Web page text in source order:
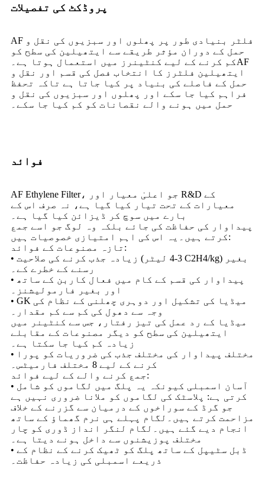
پروڈکٹ کی تفصیلات
AF فلٹر بنیادی طور پر پھلوں اور سبزیوں کی نقل و
حمل کے دوران مؤثر طریقے سے ایتھیلین کی سطح کو
کم کرنے کے لیے کنٹینرز میں استعمال ہوتا ہے۔AF
ایتھیلین فلٹرز کا انتخاب فصل کی قسم اور نقل و
حمل کے فاصلے کی بنیاد پر کیا جاتا ہے تاکہ تحفظ
فراہم کیا جا سکے اور پھلوں اور سبزیوں کی نقل و
حمل میں ہونے والے نقصانات کو کم کیا جا سکے۔
فوائد
AF Ethylene Filter، جو اعلیٰ معیار اور R&D کے
معیارات کے تحت تیار کیا گیا ہے، نہ صرف اس کے
بارے میں سوچ کر ڈیزائن کیا گیا ہے۔
پیداوار کی حفاظت کی جائے بلکہ وہ لوگ جو اسے جمع
کرتے ہیں۔یہ اس کی اہم امتیازی خصوصیات ہیں:
تازہ مصنوعات کے فوائد:
• زیادہ جذب کرنے کی صلاحیت (3-4 لیٹر C2H4/kg) بغیر
رسنے کے خطرے کے۔
• پیداوار کی قسم کے کام میں فعال کاربن کے ساتھ
اور بغیر فارمولیشنز۔
• GK میڈیا کی تشکیل اور دوہری چھلنی کے نظام کی
وجہ سے دھول کی کم سے کم مقدار۔
میڈیا کے رد عمل کی تیز رفتار، جس سے کنٹینر میں
ایتھیلین کی سطح کو دیگر مصنوعات کے مقابلے
زیادہ کم کیا جا سکتا ہے۔
• مختلف پیداوار کی مختلف جذب کی ضروریات کو پورا
کرنے کے لیے 8 مختلف فارمیٹس۔
جمع کرنے والے کے لیے فوائد:
• آسان اسمبلی کیونکہ یہ پلگ میں لگاموں کو شامل
کرتی ہے: پلاسٹک کی لگاموں کو ملانا ضروری نہیں ہے
جو گرڈ کے سوراخوں کے درمیان سے گزرنے کے خلاف
مزاحمت کرتے ہیں۔لگام پہلے ہی نرم گھماؤ کے ساتھ
انجام دیے گئے ہیں۔لگام لنگر انداز ڈوری کو چار
مختلف پوزیشنوں سے داخل ہونے دیتا ہے۔
• ڈبل سٹیپل کے ساتھ پلگ کو ٹھیک کرنے کے نظام کے
ذریعے اسمبلی کی زیادہ حفاظت۔